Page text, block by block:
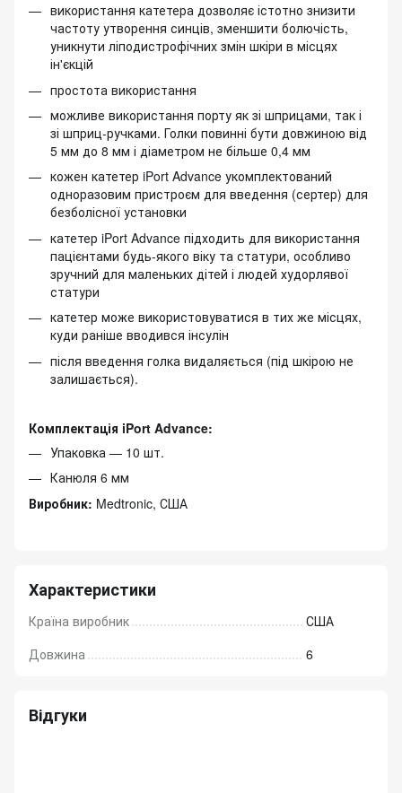
використання катетера дозволяє істотно знизити
частоту утворення синців, зменшити болючість,
уникнути ліподистрофічних змін шкіри в місцях
ін'єкцій
простота використання
можливе використання порту як зі шприцами, так і
зі шприц-ручками. Голки повинні бути довжиною від
5 мм до 8 мм і діаметром не більше 0,4 мм
кожен катетер iPort Advance укомплектований
одноразовим пристроєм для введення (сертер) для
безболісної установки
катетер iPort Advance підходить для використання
пацієнтами будь-якого віку та статури, особливо
зручний для маленьких дітей і людей худорлявої
статури
катетер може використовуватися в тих же місцях,
куди раніше вводився інсулін
після введення голка видаляється (під шкірою не
залишається).
Комплектація iPort Advance:
Упаковка — 10 шт.
Канюля 6 мм
Виробник: Medtronic, США
Характеристики
Країна виробник
США
Довжина
6
Відгуки